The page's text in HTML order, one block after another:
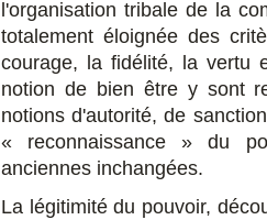
l'organisation tribale de la
totalement éloignée des
courage, la fidélité, la vertu
notion de bien être y sont
notions d'autorité, de
« reconnaissance » du
anciennes inchangées.
La légitimité du pouvoir,